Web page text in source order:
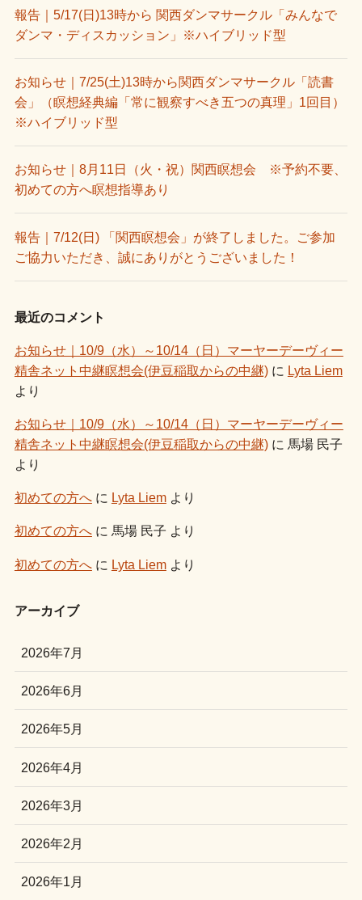
報告｜5/17(日)13時から 関西ダンマサークル「みんなで
ダンマ・ディスカッション」※ハイブリッド型
お知らせ｜7/25(土)13時から関西ダンマサークル「読書
会」（瞑想経典編「常に観察すべき五つの真理」1回目）
※ハイブリッド型
お知らせ｜8月11日（火・祝）関西瞑想会 ※予約不要、
初めての方へ瞑想指導あり
報告｜7/12(日) 「関西瞑想会」が終了しました。ご参加
ご協力いただき、誠にありがとうございました！
最近のコメント
お知らせ｜10/9（水）～10/14（日）マーヤーデーヴィー
精舎ネット中継瞑想会(伊豆稲取からの中継)に Lyta Liem
より
お知らせ｜10/9（水）～10/14（日）マーヤーデーヴィー
精舎ネット中継瞑想会(伊豆稲取からの中継)に 馬場 民子
より
初めての方へに Lyta Liemより
初めての方へに 馬場 民子 より
初めての方へ に Lyta Liemより
アーカイブ
2026年7月
2026年6月
2026年5月
2026年4月
2026年3月
2026年2月
2026年1月